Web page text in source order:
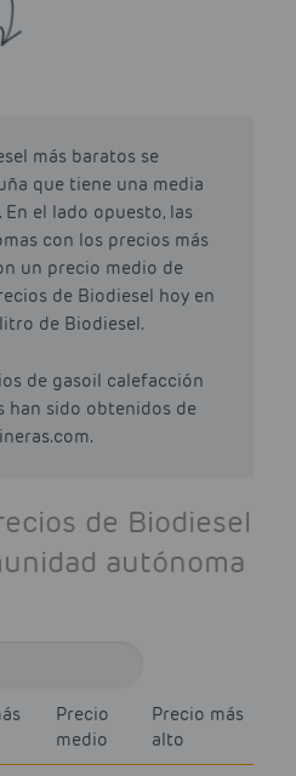
más baratos se
que tiene una media
el lado opuesto, las
con los precios más
un precio medio de
de Biodiesel hoy en
de Biodiesel.
de gasoil calefacción
han sido obtenidos de
de Biodiesel
autónoma
Precio
medio
Precio más
alto